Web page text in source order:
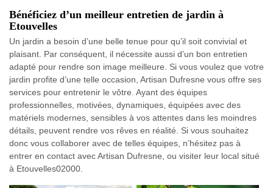
Bénéficiez d’un meilleur entretien de jardin à
Etouvelles
Un jardin a besoin d’une belle tenue pour qu’il soit convivial et
plaisant. Par conséquent, il nécessite aussi d’un bon entretien
adapté pour rendre son image meilleure. Si vous voulez que votre
jardin profite d’une telle occasion, Artisan Dufresne vous offre ses
services pour entretenir le vôtre. Ayant des équipes
professionnelles, motivées, dynamiques, équipées avec des
matériels modernes, sensibles à vos attentes dans les moindres
détails, peuvent rendre vos rêves en réalité. Si vous souhaitez
donc vous collaborer avec de telles équipes, n’hésitez pas à
entrer en contact avec Artisan Dufresne, ou visiter leur local situé
à Etouvelles02000.